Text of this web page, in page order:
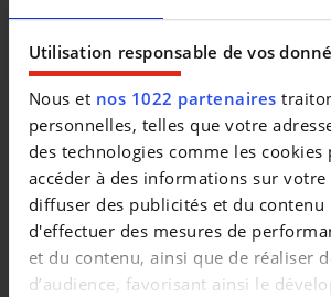
Utilisation responsable de vos
Nous et nos 1022 partenaires
personnelles, telles que votre
des technologies comme les
accéder à des informations sur
diffuser des publicités et du contenu
d'effectuer des mesures de
et du contenu, ainsi que de réaliser
d’audience, favorisant ainsi le
particulieren!Car-Pass
Gent : 0032(0) 498 52 72 24 op 100m